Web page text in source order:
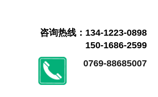
咨询热线：134-1223-0898
150-1686-2599
0769-88685007